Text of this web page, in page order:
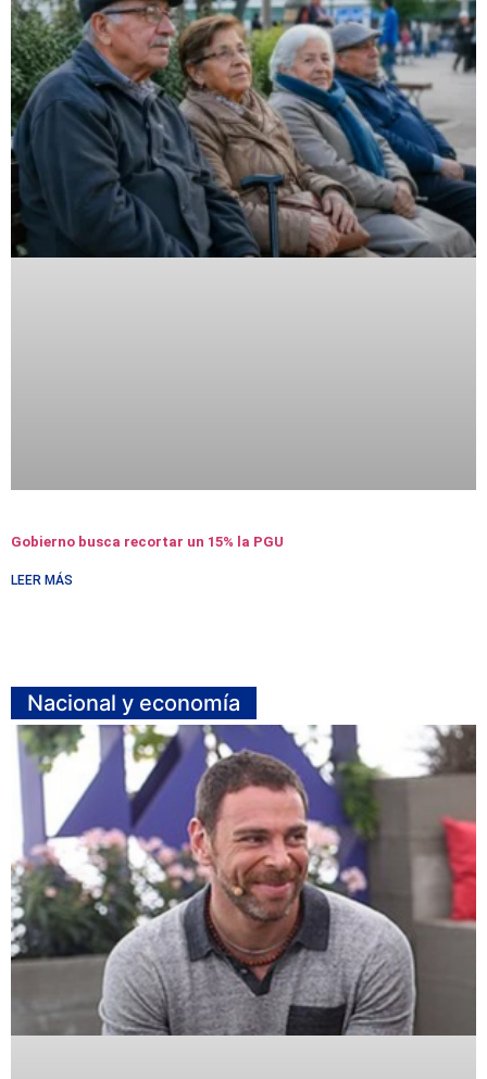
Gobierno busca recortar un 15% la PGU
LEER MÁS
Nacional y economía